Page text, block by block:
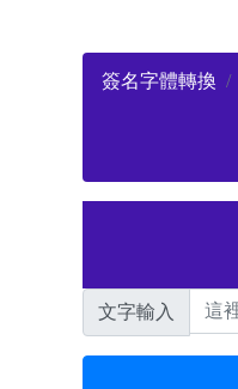
簽名字體轉換
文字輸入